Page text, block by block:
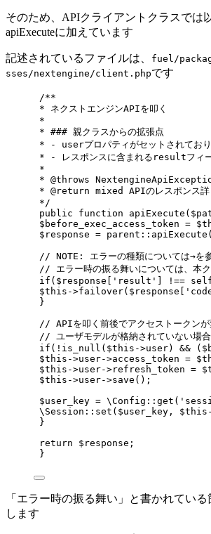
そのため、APIクライアントクラスでは
apiExecuteに加えています
記述されているファイルは、
fuel/
sses/nextengine/client.phpです
/**
* ネクストエンジンAPIを叩く
*
* ### 親クラスからの拡張点
* - userプロパティがセットされており
* - レスポンスに含まれるresultフィー
*
* @throws
* @return mixed APIのレスポン
*/
public function
$before_exec_access_token =
$response =
// NOTE: エラーの種類について
// エラー時の振る舞いについては、
if($response['result'] !==
$this-
}
// APIを叩く前後でアクセストークンが
// ユーザモデルが格納されていない場
if(!is_null($this->user) &&
$this->user->access_token =
$this->user->refresh_token =
$this->user->save();
$user_key =
\Session::set($user_key,
}
return $response;
}
「エラー時の振る舞い」と書かれてい
します